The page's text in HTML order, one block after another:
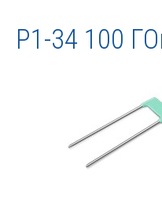
Р1-34 100